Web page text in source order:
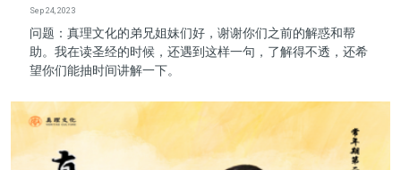
Sep 24, 2023
问题：真理文化的弟兄姐妹们好，谢谢你们之前的解惑和帮
助。我在读圣经的时候，还遇到这样一句，了解得不透，还希
望你们能抽时间讲解一下。